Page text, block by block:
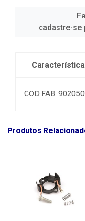
cadastre-se
COD FAB:
Produtos